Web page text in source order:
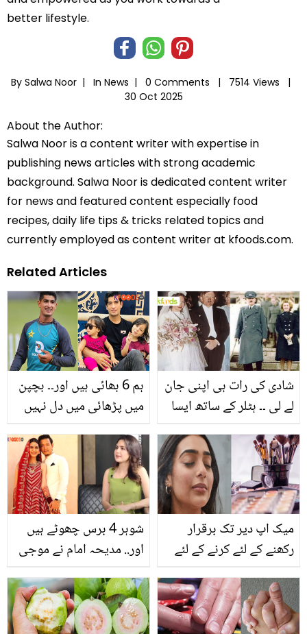
better lifestyle.
By Salwa Noor | In News | 0 Comments |
7514 Views |
30 Oct 2025
About the Author:
Salwa Noor is a content writer with expertise in
publishing news articles with strong academic
background. Salwa Noor is dedicated content writer
for news and featured content especially food
recipes, daily life tips & tricks related topics and
currently employed as content writer at kfoods.com.
Related Articles
ہم 6 بھائی ہیں اور۔۔ بچپن
میں پڑھائی میں دل نہیں
میں کون کون ہے؟ ان کے
بارے میں چند دلچسپ
باتیں
شادی کی رات ہی اپنی جان
لے لی ۔۔ ہٹلر کے ساتھ ایسا
رات ہی اس دنیا سے چلا
گیا؟
شوہر 4 برس چھوٹے ہیں
اور.. مدیحہ امام نے موجی
تھا؟
میک اپ دیر تک برقرار
رکھنے کے لئے کرنے کے لئے
میں بنانے کا آسان طریقہ